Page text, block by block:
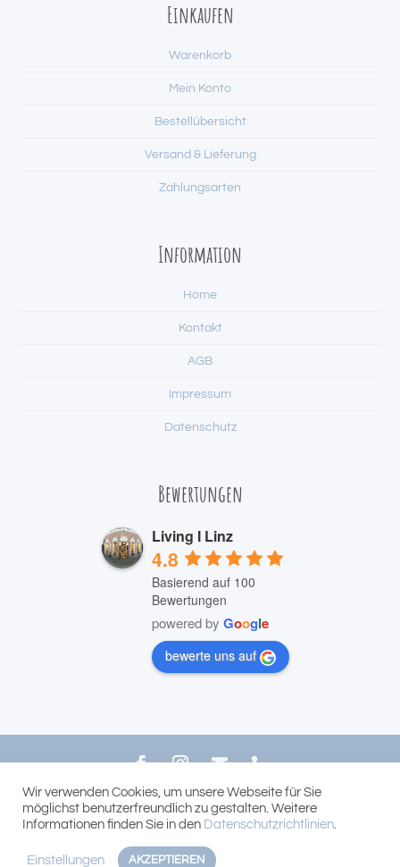
Einkaufen
Warenkorb
Mein Konto
Bestellübersicht
Versand & Lieferung
Zahlungsarten
Information
Home
Kontakt
AGB
Impressum
Datenschutz
Bewertungen
Living I Linz
4.8
Basierend auf 100
Bewertungen
powered by Google
bewerte uns auf
© 2022 LIVING Bernhard Reichhart
Wir verwenden Cookies, um unsere Webseite für Sie
möglichst benutzerfreundlich zu gestalten. Weitere
Informationen finden Sie in den Datenschutzrichtlinien.
Einstellungen AKZEPTIEREN